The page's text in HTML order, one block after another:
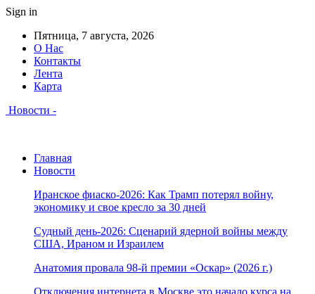
Sign in
Пятница, 7 августа, 2026
О Нас
Контакты
Лента
Карта
Новости -
Главная
Новости
Иранское фиаско-2026: Как Трамп потерял войну,
экономику и свое кресло за 30 дней
Судный день-2026: Сценарий ядерной войны между
США, Ираном и Израилем
Анатомия провала 98-й премии «Оскар» (2026 г.)
Отключения интернета в Москве это начало курса на